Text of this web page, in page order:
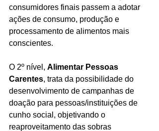
consumidores finais passem a adotar
ações de consumo, produção e
processamento de alimentos mais
conscientes.
O 2º nível, Alimentar Pessoas
Carentes, trata da possibilidade do
desenvolvimento de campanhas de
doação para pessoas/instituições de
cunho social, objetivando o
reaproveitamento das sobras